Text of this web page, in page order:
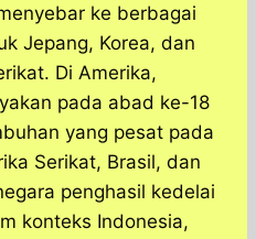
ke berbagai
Jepang, Korea, dan
Di Amerika,
pada abad ke-18
yang pesat pada
Serikat, Brasil, dan
penghasil kedelai
konteks Indonesia,